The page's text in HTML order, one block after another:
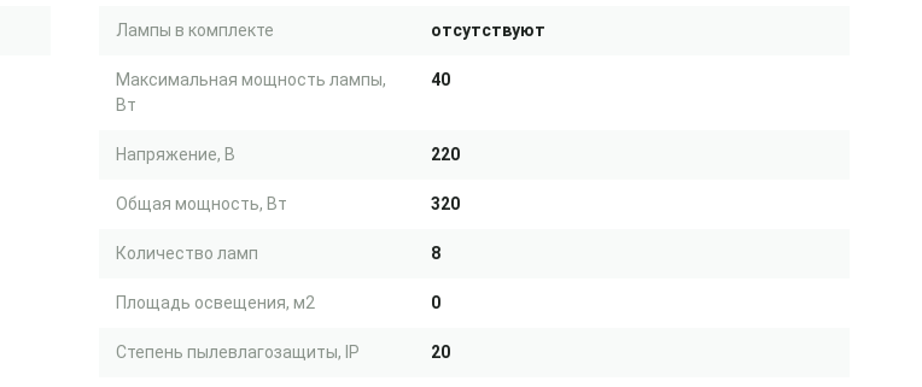
Лампы в комплекте отсутствуют
Максимальная мощность лампы,
Вт
40
Напряжение, В 220
Общая мощность, Вт 320
Количество ламп 8
Площадь освещения, м2 0
Степень пылевлагозащиты, IP 20